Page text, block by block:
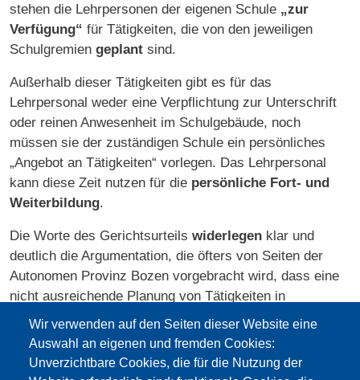
Wir verwenden auf den Seiten dieser Website eine
Auswahl an eigenen und fremden Cookies:
Unverzichtbare Cookies, die für die Nutzung der
stehen die Lehrpersonen der eigenen Schule „zur
Verfügung“ für Tätigkeiten, die von den jeweiligen
Schulgremien geplant sind.
Außerhalb dieser Tätigkeiten gibt es für das
Lehrpersonal weder eine Verpflichtung zur Unterschrift
oder reinen Anwesenheit im Schulgebäude, noch
müssen sie der zuständigen Schule ein persönliches
„Angebot an Tätigkeiten“ vorlegen. Das Lehrpersonal
kann diese Zeit nutzen für die persönliche Fort- und
Weiterbildung.
Die Worte des Gerichtsurteils widerlegen klar und
deutlich die Argumentation, die öfters von Seiten der
Autonomen Provinz Bozen vorgebracht wird, dass eine
nicht ausreichende Planung von Tätigkeiten in
Anwesenheit im Sommer einen „erarialrechtlichen
Schaden“ darstelle.
Unsere Vertiefung zum Themahier: